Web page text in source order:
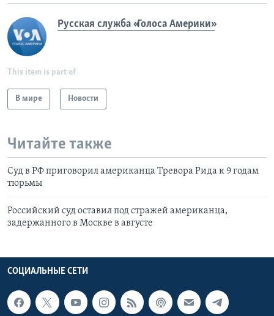
Русская служба «Голоса Америки»
This item is part of
В мире Новости
Читайте также
Суд в РФ приговорил американца Тревора Рида к 9 годам
тюрьмы
Российский суд оставил под стражей американца,
задержанного в Москве в августе
СОЦИАЛЬНЫЕ СЕТИ